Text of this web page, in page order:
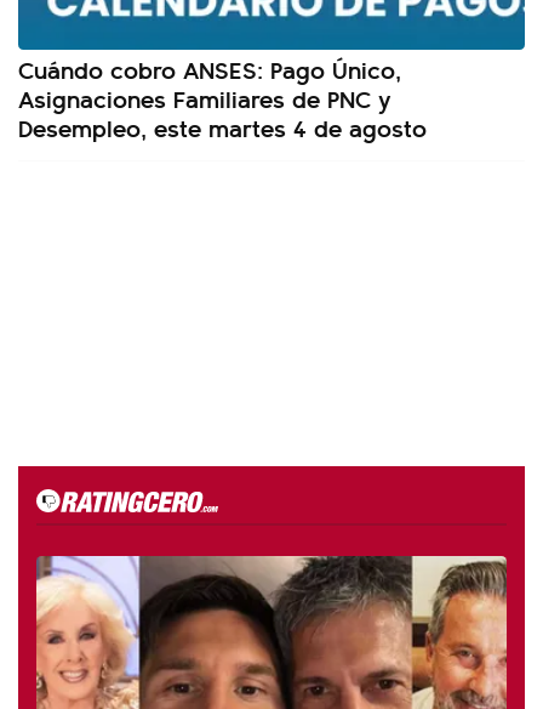
Cuándo cobro ANSES: Pago Único,
Asignaciones Familiares de PNC y
Desempleo, este martes 4 de agosto